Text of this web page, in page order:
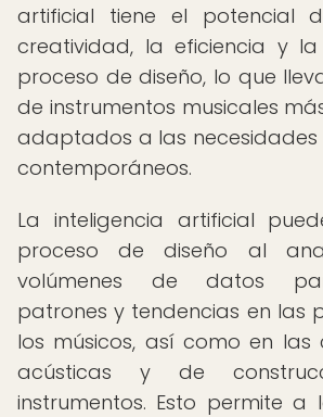
artificial tiene el potencial
creatividad, la eficiencia y
proceso de diseño, lo que
de instrumentos musicales
adaptados a las necesidades
contemporáneos.
La inteligencia artificial
proceso de diseño al
volúmenes de datos
patrones y tendencias en las
los músicos, así como en las
acústicas y de
instrumentos. Esto permite a